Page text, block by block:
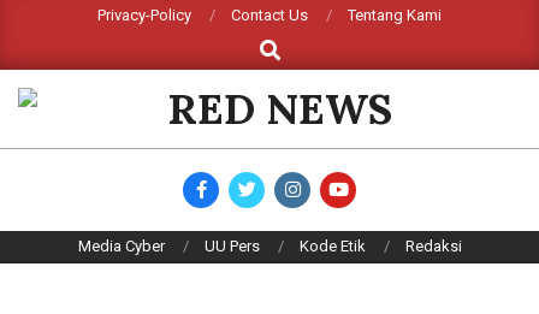
content
Privacy-Policy Contact Us
Tentang Kami
Search
RED
Media Cyber UU Pers Kode Etik Redaksi